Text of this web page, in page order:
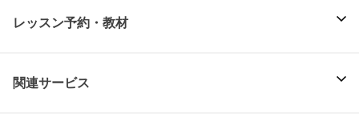
レッスン予約・教材
関連サービス